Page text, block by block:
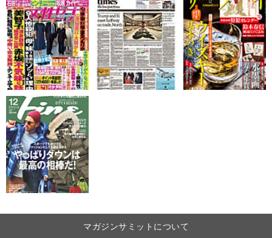
マガジンサミットについて